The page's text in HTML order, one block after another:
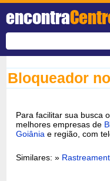
encontra
Bloqueador
Para facilitar sua busca
melhores empresas de
Goiânia e região, com
Similares: »